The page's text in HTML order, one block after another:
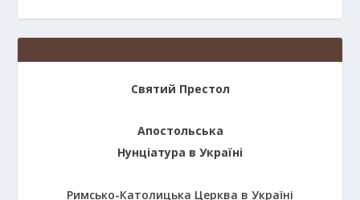
Святий Престол
Апостольська
Нунціатура в Україні
Римсько-Католицька Церква в Україні